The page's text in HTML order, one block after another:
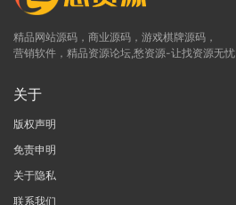
精品网站源码，商业源码，游戏棋牌源码，
营销软件，精品资源论坛,愁资源-让找资源无忧
关于
版权声明
免责申明
关于隐私
联系我们